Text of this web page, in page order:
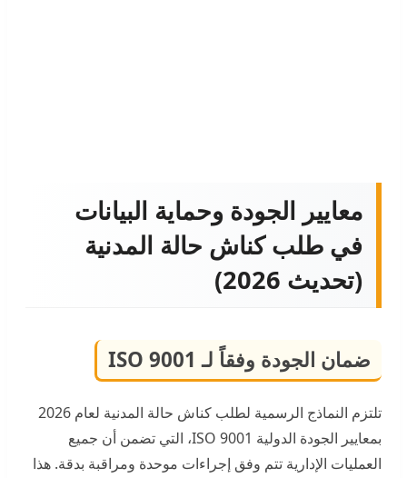
معايير الجودة وحماية البيانات
في طلب كناش حالة المدنية
(تحديث 2026)
ضمان الجودة وفقاً لـ ISO 9001
تلتزم النماذج الرسمية لطلب كناش حالة المدنية لعام 2026
بمعايير الجودة الدولية ISO 9001، التي تضمن أن جميع
العمليات الإدارية تتم وفق إجراءات موحدة ومراقبة بدقة. هذا